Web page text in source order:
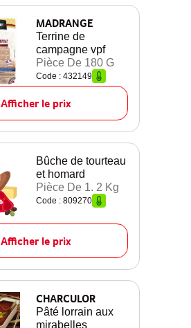
MADRANGE
Terrine de
campagne vpf
Pièce De 180 G
Code : 432149
Afficher le prix
Bûche de tourteau
et homard
Pièce De 1. 2 Kg
Code : 809270
Afficher le prix
CHARCULOR
Pâté lorrain aux
mirabelles